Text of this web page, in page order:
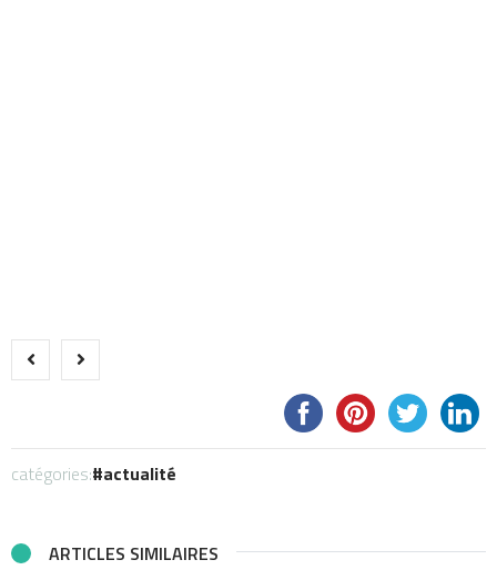
catégories: actualité
ARTICLES SIMILAIRES